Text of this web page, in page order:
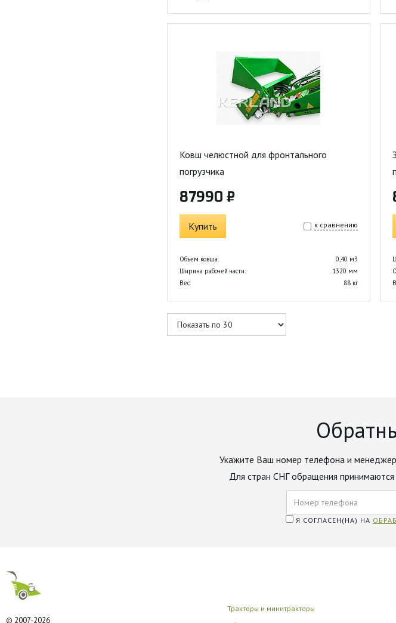
Ковш челюстной для фронтального
погрузчика
87990 ₽
Купить к сравнению
Объем ковша:
0,40 м3
Ширина рабочей части:
1320 мм
Вес:
88 кг
Укажите Ваш номер телефона и менеджер
Для стран СНГ обращения
Я СОГЛАСЕН(НА) НА
© 2007-2026
Тракторы и минитракторы